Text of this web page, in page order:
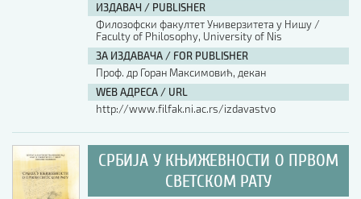
ИЗДАВАЧ / PUBLISHER
Филозофски факултет Универзитета у Нишу /
Faculty of Philosophy, University of Nis
ЗА ИЗДАВАЧА / FOR PUBLISHER
Проф. др Горан Максимовић, декан
WEB АДРЕСА / URL
http://www.filfak.ni.ac.rs/izdavastvo
СРБИЈА У КЊИЖЕВНОСТИ О ПРВОМ
СВЕТСКОМ РАТУ